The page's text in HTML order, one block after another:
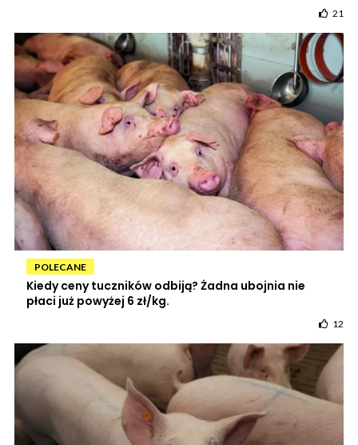
21
POLECANE
Kiedy ceny tuczników odbiją? Żadna ubojnia nie
płaci już powyżej 6 zł/kg.
12